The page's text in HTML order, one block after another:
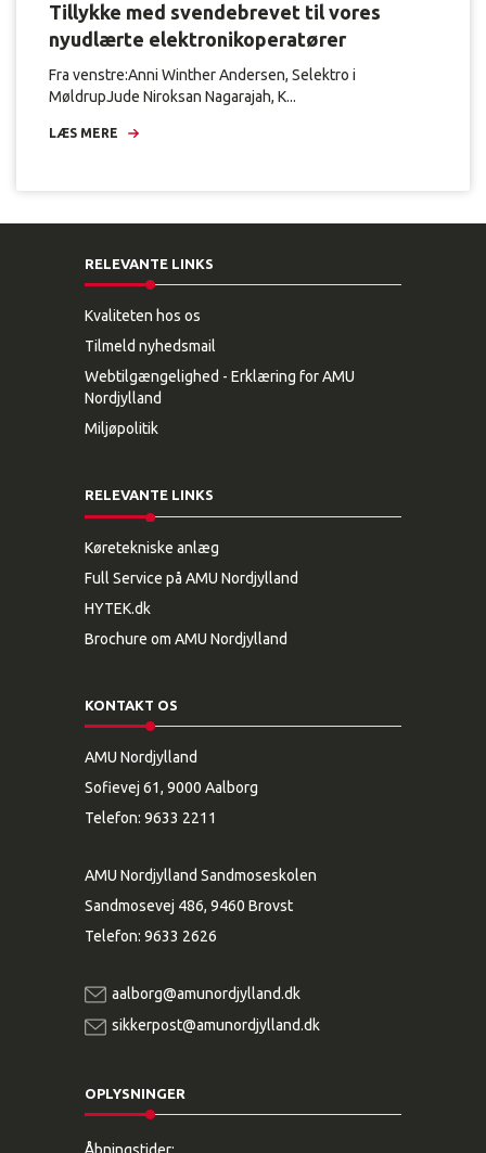
Tillykke med svendebrevet til vores
nyudlærte elektronikoperatører
Fra venstre:Anni Winther Andersen, Selektro i
MøldrupJude Niroksan Nagarajah, K...
LÆS MERE
RELEVANTE LINKS
Kvaliteten hos os
Tilmeld nyhedsmail
Webtilgængelighed - Erklæring for AMU
Nordjylland
Miljøpolitik
RELEVANTE LINKS
Køretekniske anlæg
Full Service på AMU Nordjylland
HYTEK.dk
Brochure om AMU Nordjylland
KONTAKT OS
AMU Nordjylland
Sofievej 61, 9000 Aalborg
Telefon: 9633 2211
AMU Nordjylland Sandmoseskolen
Sandmosevej 486, 9460 Brovst
Telefon: 9633 2626
aalborg@amunordjylland.dk
sikkerpost@amunordjylland.dk
OPLYSNINGER